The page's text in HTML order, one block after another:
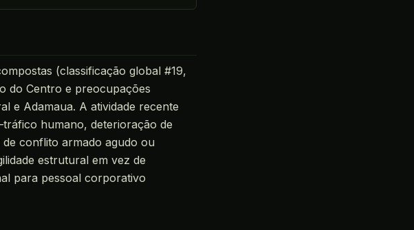
(classificação global #19,
do Centro e preocupações
e Adamaua. A atividade recente
humano, deterioração de
conflito armado agudo ou
estrutural em vez de
para pessoal corporativo